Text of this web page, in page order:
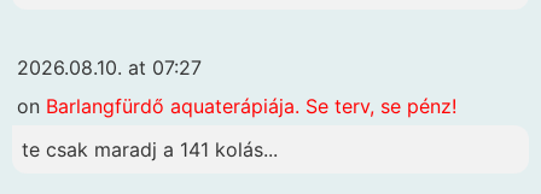
2026.08.10. at 07:27
on Barlangfürdő aquaterápiája. Se terv, se pénz!
te csak maradj a 141 kolás...